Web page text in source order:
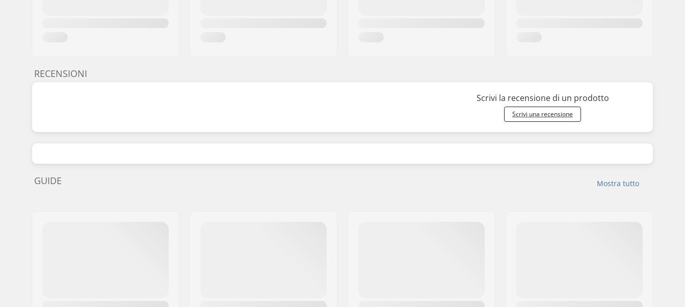
RECENSIONI
Scrivi la recensione di un prodotto
Scrivi una recensione
Mostra tutto
GUIDE